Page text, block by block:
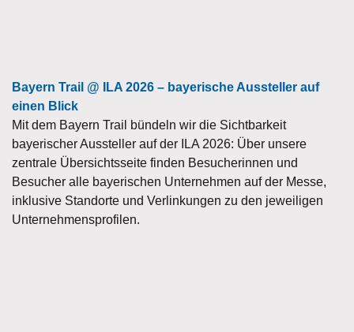
Bayern Trail @ ILA 2026 – bayerische Aussteller auf
einen Blick
Mit dem Bayern Trail bündeln wir die Sichtbarkeit
bayerischer Aussteller auf der ILA 2026: Über unsere
zentrale Übersichtsseite finden Besucherinnen und
Besucher alle bayerischen Unternehmen auf der Messe,
inklusive Standorte und Verlinkungen zu den jeweiligen
Unternehmensprofilen.